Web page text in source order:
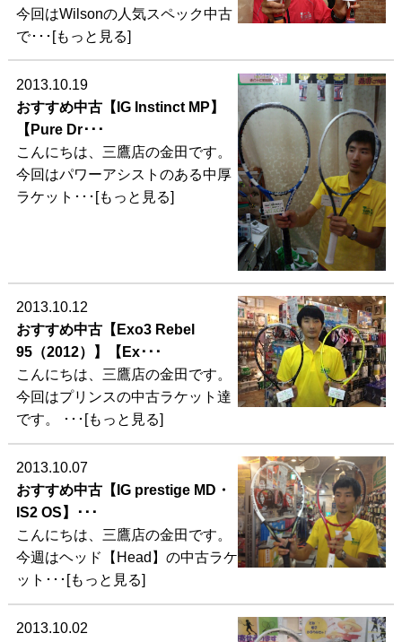
今回はWilsonの人気スペック中古
で･･･[もっと見る]
2013.10.19
おすすめ中古【IG Instinct MP】
【Pure Dr･･･
こんにちは、三鷹店の金田です。
今回はパワーアシストのある中厚
ラケット･･･[もっと見る]
2013.10.12
おすすめ中古【Exo3 Rebel
95（2012）】【Ex･･･
こんにちは、三鷹店の金田です。
今回はプリンスの中古ラケット達
です。 ･･･[もっと見る]
2013.10.07
おすすめ中古【IG prestige MD・
IS2 OS】･･･
こんにちは、三鷹店の金田です。
今週はヘッド【Head】の中古ラケ
ット･･･[もっと見る]
2013.10.02